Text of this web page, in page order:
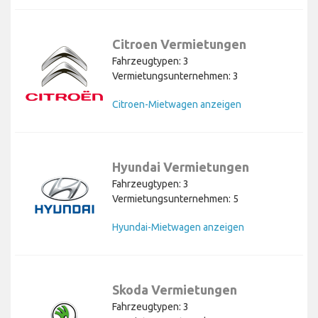
Citroen Vermietungen
Fahrzeugtypen: 3
Vermietungsunternehmen: 3
Citroen-Mietwagen anzeigen
Hyundai Vermietungen
Fahrzeugtypen: 3
Vermietungsunternehmen: 5
Hyundai-Mietwagen anzeigen
Skoda Vermietungen
Fahrzeugtypen: 3